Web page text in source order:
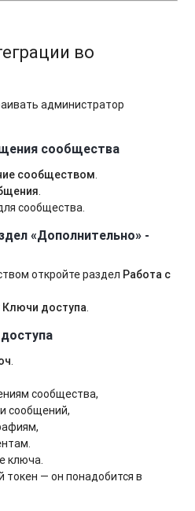
во
администратор
сообщества
сообществом.
.
сообщества.
«Дополнительно» -
откройте раздел Работа с
Ключи доступа.
.
сообщества,
сообщений,
ключа.
токен — он понадобится в